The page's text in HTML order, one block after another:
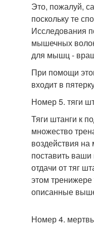
Это, пожалуй,
поскольку те
Исследования
мышечных
для мышц -
При помощи
входит в
Номер 5. тяги
Тяги штанги к
множество
воздействия
поставить
отдачи от тяг
этом
описанные
Номер 4.